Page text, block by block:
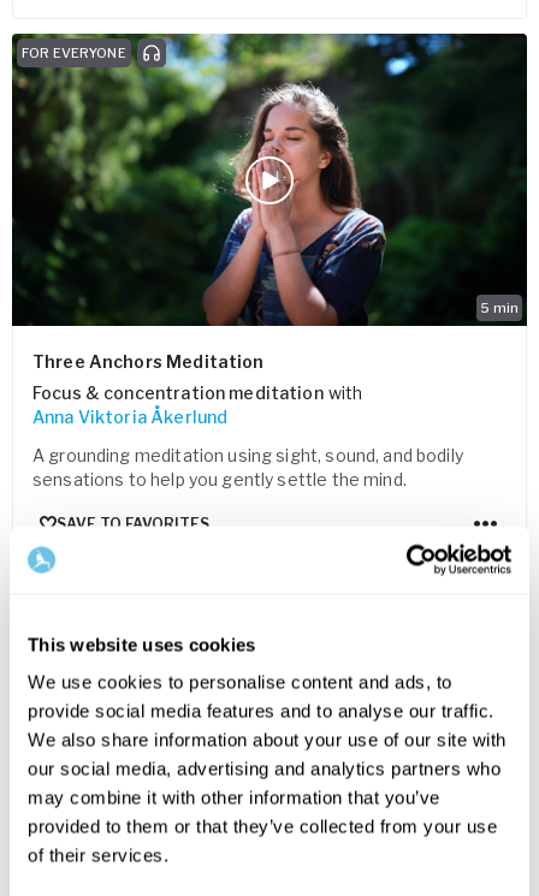
This website uses cookies
We use cookies to personalise content and ads, to
provide social media features and to analyse our traffic.
We also share information about your use of our site with
our social media, advertising and analytics partners who
may combine it with other information that you’ve
provided to them or that they’ve collected from your use
of their services.
5 min
FOR EVERYONE
Three Anchors Meditation
Focus & concentration meditation with
Anna Viktoria Åkerlund
A grounding meditation using sight, sound, and bodily
sensations to help you gently settle the mind.
SAVE TO FAVORITES